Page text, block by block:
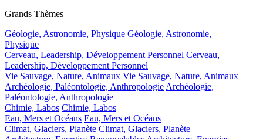
Grands Thèmes
Géologie, Astronomie, Physique Géologie, Astronomie,
Physique
Cerveau, Leadership, Développement Personnel Cerveau,
Leadership, Développement Personnel
Vie Sauvage, Nature, Animaux Vie Sauvage, Nature, Animaux
Archéologie, Paléontologie, AnthropologieArchéologie,
Paléontologie, Anthropologie
Chimie, Labos Chimie, Labos
Eau, Mers et Océans Eau, Mers et Océans
Climat, Glaciers, Planète Climat, Glaciers, Planète